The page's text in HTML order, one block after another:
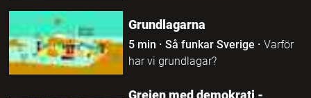
Grundlagarna
5 min · Så funkar Sverige · Varför
har vi grundlagar?
Grejen med demokrati -